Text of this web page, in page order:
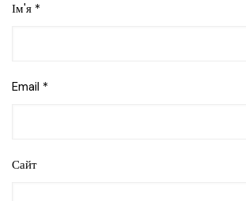
Ім'я *
Email *
Сайт